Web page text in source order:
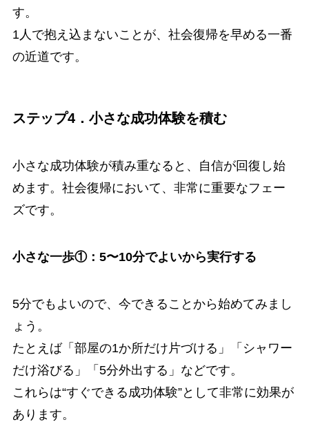
す。
1人で抱え込まないことが、社会復帰を早める一番
の近道です。
ステップ4．小さな成功体験を積む
小さな成功体験が積み重なると、自信が回復し始
めます。社会復帰において、非常に重要なフェー
ズです。
小さな一歩①：5〜10分でよいから実行する
5分でもよいので、今できることから始めてみまし
ょう。
たとえば「部屋の1か所だけ片づける」「シャワー
だけ浴びる」「5分外出する」などです。
これらは“すぐできる成功体験”として非常に効果が
あります。